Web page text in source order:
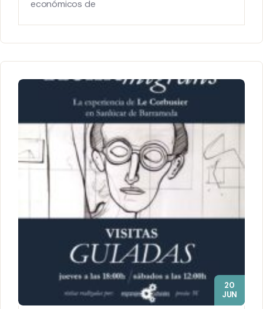
económicos de
20
JUN